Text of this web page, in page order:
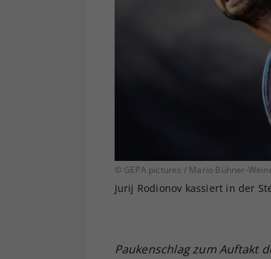
© GEPA pictures / Mario Bühner-
Jurij Rodionov kassiert in der
Paukenschlag zum Auftakt